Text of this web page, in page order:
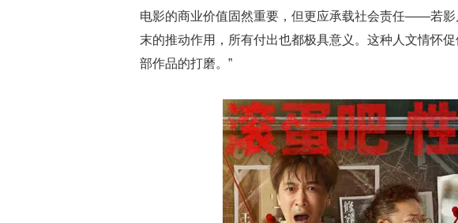
电影的商业价值固然重要，但更应承载社会责任——若影
末的推动作用，所有付出也都极具意义。这种人文情怀
部作品的打磨。”